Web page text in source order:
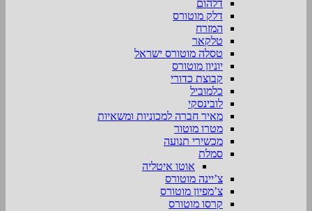
דלהום
דלק מוטורס
המזרח
טלקאר
טסלה מוטורס ישראל
יוניון מוטורס
קבוצת כדורי
כלמוביל
לובינסקי
מאיר חברה למכוניות ומשאיות
מטרו מוטור
מכשירי תנועה
סמלת
אוטו איטליה
צ’יינה מוטורס
צ’מפיון מוטורס
קרסו מוטורס